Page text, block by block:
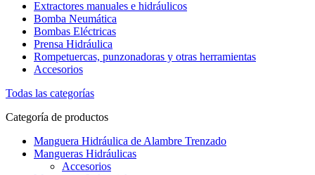
Extractores manuales e hidráulicos
Bomba Neumática
Bombas Eléctricas
Prensa Hidráulica
Rompetuercas, punzonadoras y otras herramientas
Accesorios
Todas las categorías
Categoría de productos
Manguera Hidráulica de Alambre Trenzado
Mangueras Hidráulicas
Accesorios